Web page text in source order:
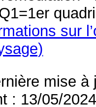
sur
mise
: 13/05/